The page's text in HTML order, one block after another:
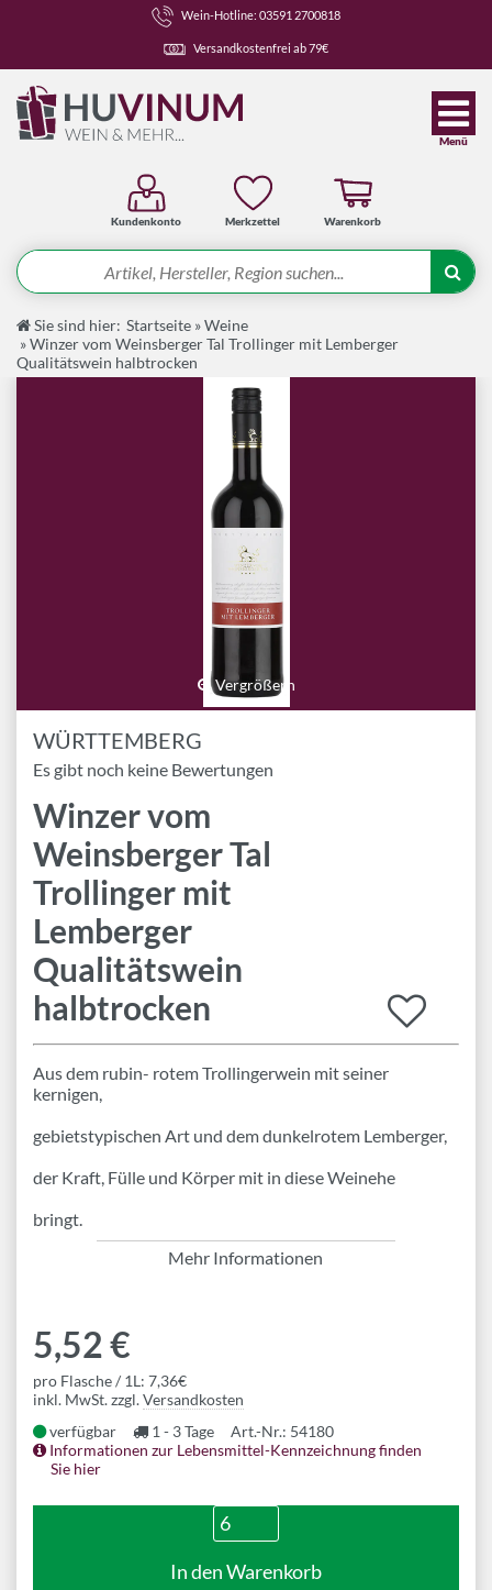
Wein-Hotline: 03591 2700818
Versandkostenfrei ab 79€
Kundenkonto Merkzettel Warenkorb
Menü
Angebote
Wein-Pakete
Spirituosen-Pakete
Geschenk-Pakete
Weine
Spirituosen
Marken
Inspiration
Schlagworte
Sie sind hier: Startseite »Weine
»Winzer vom Weinsberger Tal Trollinger mit Lemberger
Qualitätswein halbtrocken
Vergrößern
WÜRTTEMBERG
Es gibt noch keine Bewertungen
Winzer vom
Weinsberger Tal
Trollinger mit
Lemberger
Qualitätswein
halbtrocken
Aus dem rubin- rotem Trollingerwein mit seiner
kernigen,
gebietstypischen Art und dem dunkelrotem Lemberger,
der Kraft, Fülle und Körper mit in diese Weinehe
bringt.
Mehr Informationen
5,52 €
pro Flasche / 1L: 7,36€
inkl. MwSt. zzgl.Versandkosten
verfügbar
1 - 3 Tage
Art.-Nr.: 54180
Informationen zur Lebensmittel-Kennzeichnung finden
Sie hier